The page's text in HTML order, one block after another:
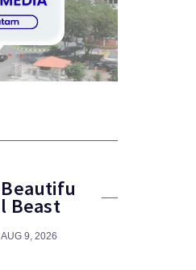
Beautifu
l Beast
AUG 9, 2026